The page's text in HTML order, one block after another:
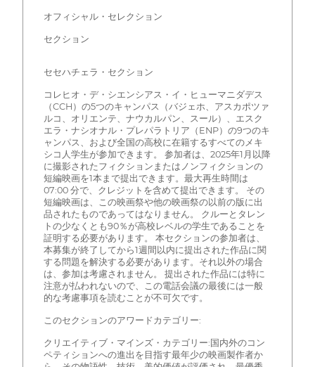
オフィシャル・セレクション
セクション
セセハチェラ・セクション
コレヒオ・デ・シエンシアス・イ・ヒューマニダデス
（CCH）の5つのキャンパス（バジェホ、アスカポツァ
ルコ、オリエンテ、ナウカルパン、スール）、エスク
エラ・ナシオナル・プレパラトリア（ENP）の9つのキ
ャンパス、および全国の高校に在籍するすべてのメキ
シコ人学生が参加できます。 参加者は、2025年1月以降
に撮影されたフィクションまたはノンフィクションの
短編映画を1本まで提出できます。最大再生時間は
07:00 分で、クレジットを含めて提出できます。 その
短編映画は、この映画祭や他の映画祭の以前の版に出
品されたものであってはなりません。 クルーとタレン
トの少なくとも90％が高校レベルの学生であることを
証明する必要があります。 本セクションの参加者は、
本募集が終了してから1週間以内に提出された作品に関
する問題を解決する必要があります。それ以外の場合
は、参加は考慮されません。 提出された作品には特に
注意が払われないので、この電話会議の最後には一般
的な考慮事項を読むことが不可欠です。
このセクションのアワードカテゴリー:
クリエイティブ・マインズ・カテゴリー:国内外のコン
ペティションへの進出を目指す最年少の映画製作者か